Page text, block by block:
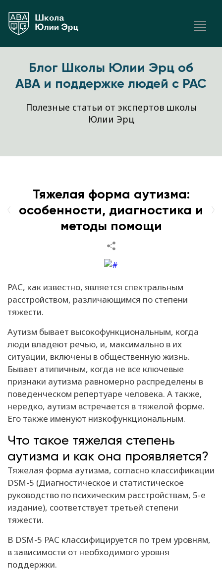
Блог Школы Юлии Эрц об
ABA и поддержке людей с РАС
Полезные статьи от экспертов школы
Юлии Эрц
Тяжелая форма аутизма:
особенности, диагностика и
методы помощи
РАС, как известно, является спектральным
расстройством, различающимся по степени
тяжести.
Аутизм бывает высокофункциональным, когда
люди владеют речью, и, максимально в их
ситуации, включены в общественную жизнь.
Бывает атипичным, когда не все ключевые
признаки аутизма равномерно распределены в
поведенческом репертуаре человека. А также,
нередко, аутизм встречается в тяжелой форме.
Его также именуют низкофункциональным.
Что такое тяжелая степень
аутизма и как она проявляется?
Тяжелая форма аутизма, согласно классификации
DSM-5 (Диагностическое и статистическое
руководство по психическим расстройствам, 5-е
издание), соответствует третьей степени
тяжести.
В DSM-5 РАС классифицируется по трем уровням,
в зависимости от необходимого уровня
поддержки.